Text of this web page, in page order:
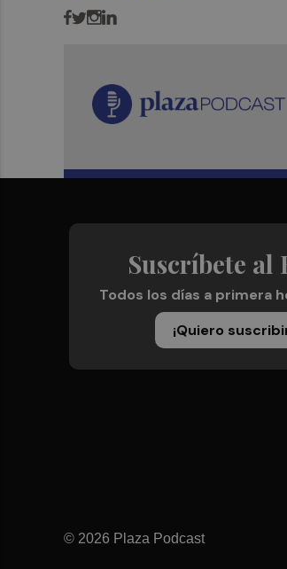
Suscríbete al
Todos los días a primera
¡Quiero
© 2026 Plaza Podcast